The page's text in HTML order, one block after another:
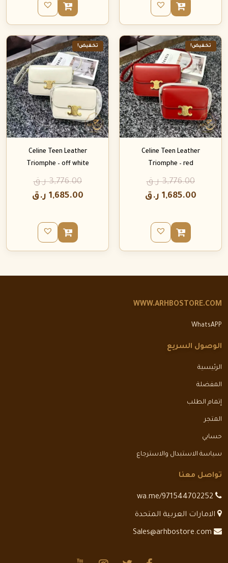
تخفيض!
Celine Teen Leather
Triomphe – red
3,776.00 ر.ق
1,685.00 ر.ق
تخفيض!
Celine Teen Leather
Triomphe – off white
3,776.00 ر.ق
1,685.00 ر.ق
WWW.ARHBOSTORE.COM
WhatsAPP
الوصول السريع
الرئيسية
المفضلة
إتمام الطلب
المتجر
حسابي
سياسة الاستبدال والاسترجاع
تواصل معنا
الامارات العربية المتحدة